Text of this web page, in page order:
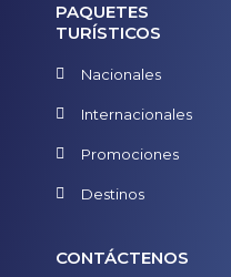
PAQUETES
TURÍSTICOS
Nacionales
Internacionales
Promociones
Destinos
CONTÁCTENOS